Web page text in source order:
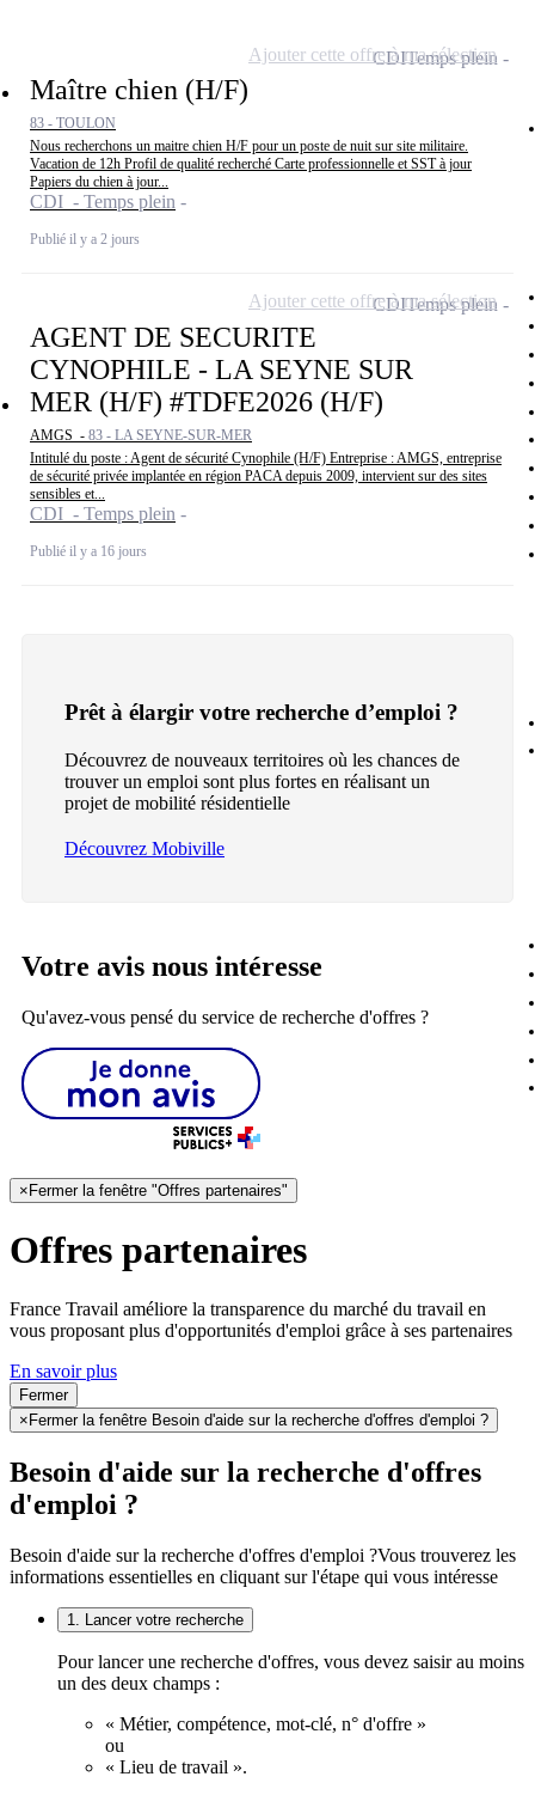
Maître chien (H/F)
83 - TOULON
Nous recherchons un maitre chien H/F pour un poste de nuit sur site militaire.
Vacation de 12h Profil de qualité recherché Carte professionnelle et SST à jour
Papiers du chien à jour...
CDI - Temps plein
Publié il y a 2 jours
CDITemps plein
Ajouter cette offre à ma sélection
AGENT DE SECURITE
CYNOPHILE - LA SEYNE SUR
MER (H/F) #TDFE2026 (H/F)
AMGS - 83 - LA SEYNE-SUR-MER
Intitulé du poste : Agent de sécurité Cynophile (H/F) Entreprise : AMGS, entreprise
de sécurité privée implantée en région PACA depuis 2009, intervient sur des sites
sensibles et...
CDI - Temps plein
Publié il y a 16 jours
CDITemps plein
Ajouter cette offre à ma sélection
Prêt à élargir votre recherche d’emploi ?
Découvrez de nouveaux territoires où les chances de
trouver un emploi sont plus fortes en réalisant un
projet de mobilité résidentielle
Découvrez Mobiville
Votre avis nous intéresse
Qu'avez-vous pensé du service de recherche d'offres ?
× Fermer la fenêtre "Offres partenaires"
Offres partenaires
France Travail améliore la transparence du marché du travail en
vous proposant plus d'opportunités d'emploi grâce à ses partenaires
En savoir plus
Fermer
× Fermer la fenêtre Besoin d'aide sur la recherche d'offres d'emploi ?
Besoin d'aide sur la recherche d'offres
d'emploi ?
Besoin d'aide sur la recherche d'offres d'emploi ?Vous trouverez les
informations essentielles en cliquant sur l'étape qui vous intéresse
1. Lancer votre recherche
Pour lancer une recherche d'offres, vous devez saisir au moins
un des deux champs :
« Métier, compétence, mot-clé, n° d'offre »
ou
« Lieu de travail ».